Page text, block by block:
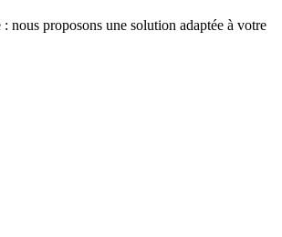
nous proposons une solution adaptée à votre